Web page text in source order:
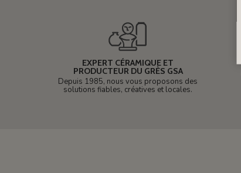
EXPERT CÉRAMIQUE ET
PRODUCTEUR DU GRÈS GSA
Depuis 1985, nous vous proposons des
solutions fiables, créatives et locales.